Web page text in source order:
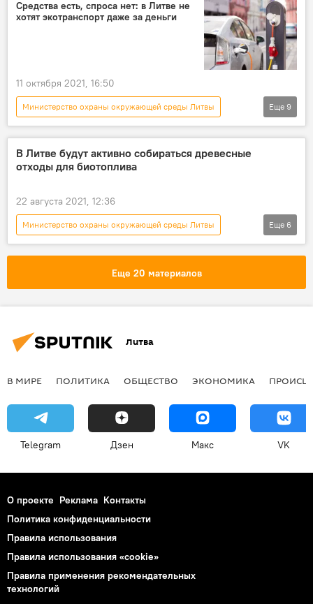
заповедник
Средства есть, спроса нет: в Литве не
хотят экотранспорт даже за деньги
11 октября 2021, 16:50
Министерство охраны окружающей среды Литвы
Общество
В Литве
Литва
Вильнюс
экология
выплаты
Еще 9
В Литве будут активно собираться древесные
отходы для биотоплива
22 августа 2021, 12:36
Министерство охраны окружающей среды Литвы
В Литве
Литва
отопление
расходы на отопление
Еще 6
Еще 20 материалов
Литва
В МИРЕ ПОЛИТИКА ОБЩЕСТВО ЭКОНОМИКА
Telegram Дзен Макс VK
О проекте Реклама Контакты
Политика конфиденциальности
Правила использования
Правила использования «cookie»
Правила применения рекомендательных
технологий